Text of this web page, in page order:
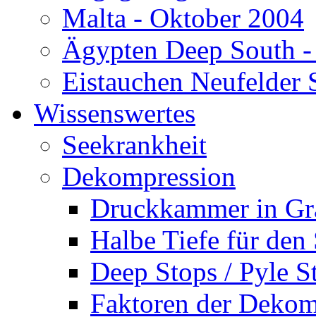
Malta - Oktober 2004
Ägypten Deep South
Eistauchen Neufelder
Wissenswertes
Seekrankheit
Dekompression
Druckkammer in
Halbe Tiefe für den
Deep Stops / Pyle
Faktoren der